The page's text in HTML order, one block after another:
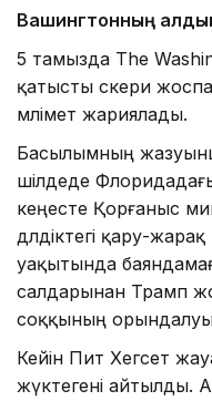
Вашингтонның
5 тамызда The
қатысты әскери
мәлімет жариялады.
Басылымның
шілдеде
кеңесте Қорғаныс
дәлдіктегі қару-
уақытында
салдарынан Трамп
соққының
Кейін Пит Хегсет
жүктегені айтылды.